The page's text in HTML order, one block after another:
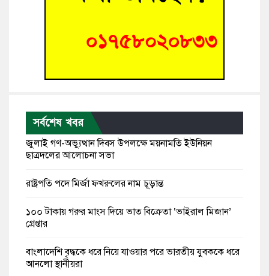
সর্বশেষ খবর
জুলাই গণ-অভ্যুত্থান দিবস উপলক্ষে ময়নামতি ইউনিয়ন
ছাত্রদলের আলোচনা সভা
রাষ্ট্রপতি পদে মির্জা ফখরুলের নাম চূড়ান্ত
১০০ টাকায় গরুর মাংস দিয়ে ভাত বিক্রেতা ‘ভাইরাল মিজান’
গ্রেপ্তার
বাংলাদেশি বৃদ্ধকে ধরে নিয়ে যাওয়ার পরে ভারতীয় যুবককে ধরে
আনলো স্থানীয়রা